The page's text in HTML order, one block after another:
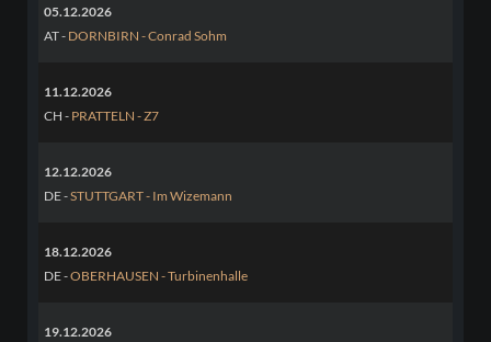
05.12.2026
AT - DORNBIRN - Conrad Sohm
11.12.2026
CH - PRATTELN - Z7
12.12.2026
DE -STUTTGART - Im Wizemann
18.12.2026
DE -OBERHAUSEN - Turbinenhalle
19.12.2026